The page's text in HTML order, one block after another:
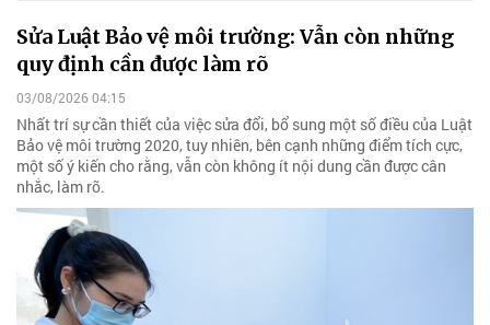
Sửa Luật Bảo vệ môi trường: Vẫn còn những
quy định cần được làm rõ
03/08/2026 04:15
Nhất trí sự cần thiết của việc sửa đổi, bổ sung một số điều của Luật
Bảo vệ môi trường 2020, tuy nhiên, bên cạnh những điểm tích cực,
một số ý kiến cho rằng, vẫn còn không ít nội dung cần được cân
nhắc, làm rõ.